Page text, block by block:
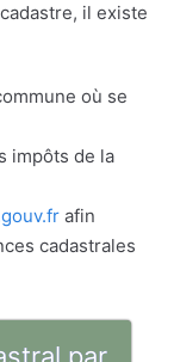
il existe
où se
impôts de la
afin
cadastrales